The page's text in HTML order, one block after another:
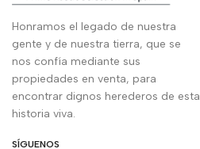
Honramos el legado de nuestra
gente y de nuestra tierra, que se
nos confía mediante sus
propiedades en venta, para
encontrar dignos herederos de esta
historia viva.
SÍGUENOS